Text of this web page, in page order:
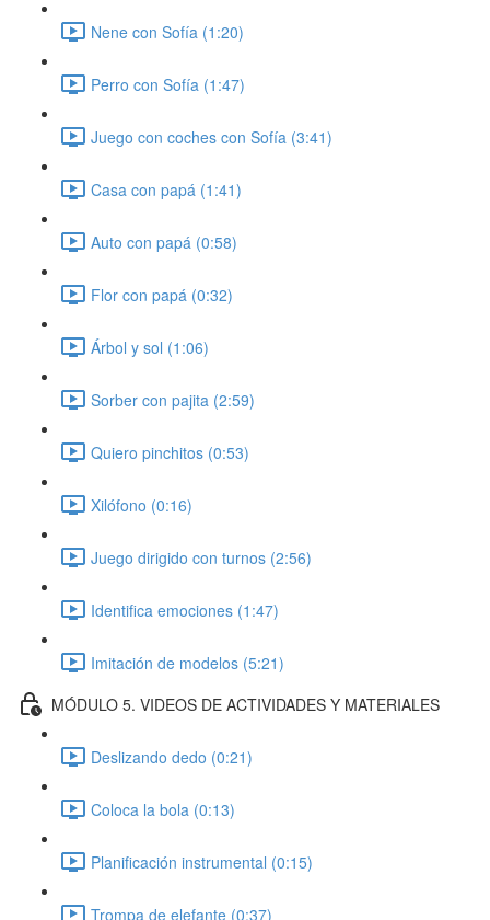
Nene con Sofía (1:20)
Perro con Sofía (1:47)
Juego con coches con Sofía (3:41)
Casa con papá (1:41)
Auto con papá (0:58)
Flor con papá (0:32)
Árbol y sol (1:06)
Sorber con pajita (2:59)
Quiero pinchitos (0:53)
Xilófono (0:16)
Juego dirigido con turnos (2:56)
Identifica emociones (1:47)
Imitación de modelos (5:21)
MÓDULO 5. VIDEOS DE ACTIVIDADES Y MATERIALES
Deslizando dedo (0:21)
Coloca la bola (0:13)
Planificación instrumental (0:15)
Trompa de elefante (0:37)